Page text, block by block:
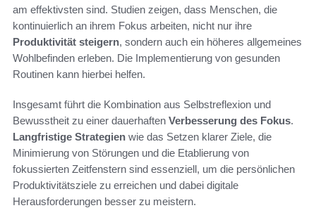
am effektivsten sind. Studien zeigen, dass Menschen, die
kontinuierlich an ihrem Fokus arbeiten, nicht nur ihre
Produktivität steigern, sondern auch ein höheres allgemeines
Wohlbefinden erleben. Die Implementierung von gesunden
Routinen kann hierbei helfen.
Insgesamt führt die Kombination aus Selbstreflexion und
Bewusstheit zu einer dauerhaften Verbesserung des Fokus.
Langfristige Strategien wie das Setzen klarer Ziele, die
Minimierung von Störungen und die Etablierung von
fokussierten Zeitfenstern sind essenziell, um die persönlichen
Produktivitätsziele zu erreichen und dabei digitale
Herausforderungen besser zu meistern.